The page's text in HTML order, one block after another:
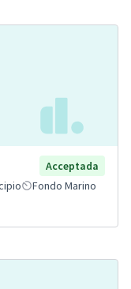
Acceptada
Fondo Marino